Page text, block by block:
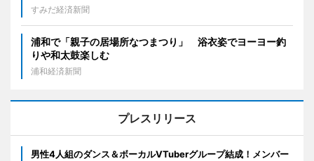
すみだ経済新聞
浦和で「親子の居場所なつまつり」 浴衣姿でヨーヨー釣
りや和太鼓楽しむ
浦和経済新聞
プレスリリース
男性4人組のダンス＆ボーカルVTuberグループ結成！メンバー